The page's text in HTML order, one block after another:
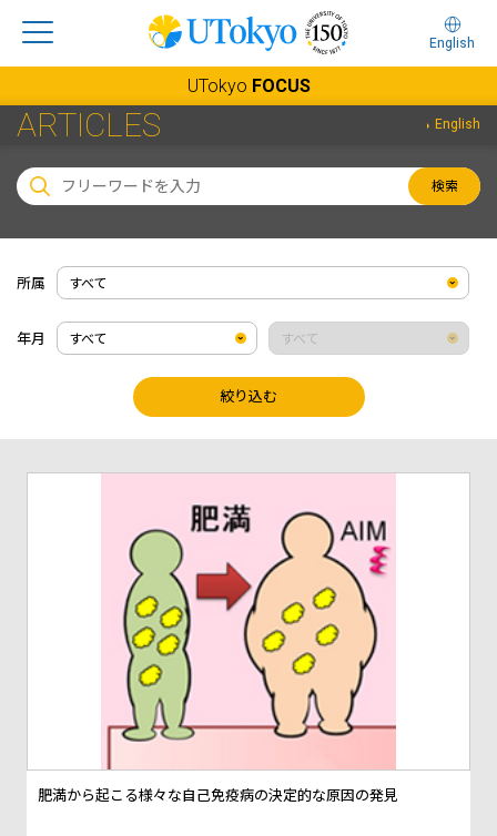
English
UTokyo FOCUS
ARTICLES English
検索
所属
年月
絞り込む
肥満から起こる様々な自己免疫病の決定的な原因の発見